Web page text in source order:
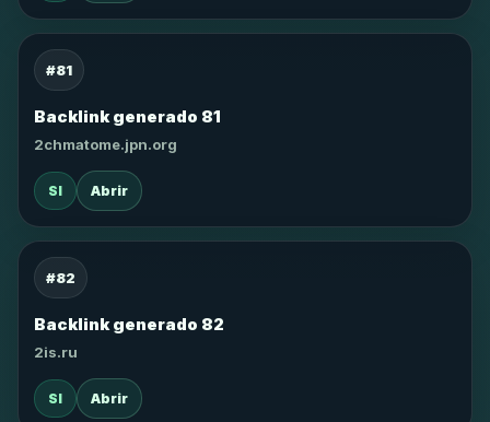
#81
Backlink generado 81
2chmatome.jpn.org
SI Abrir
#82
Backlink generado 82
2is.ru
SI Abrir